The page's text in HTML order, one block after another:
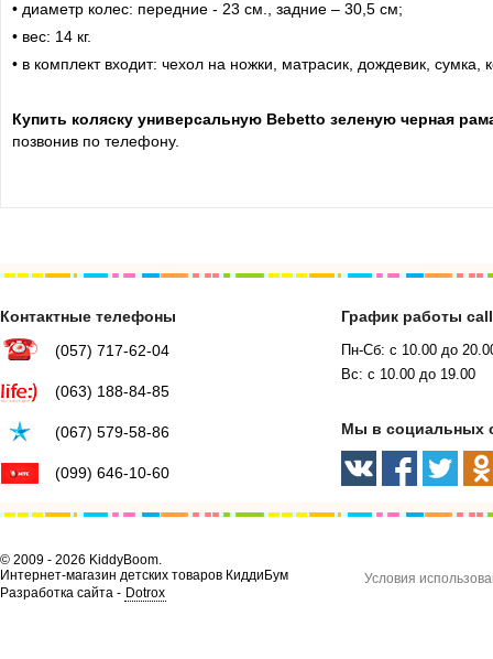
• диаметр колес: передние - 23 см., задние – 30,5 см;
• вес: 14 кг.
• в комплект входит: чехол на ножки, матрасик, дождевик, сумка,
Купить коляску универсальную Bebetto зеленую черная
позвонив по телефону.
Контактные телефоны
(057) 717-62-04
(063) 188-84-85
(067) 579-58-86
(099) 646-10-60
График работы
Пн-Сб: с 10.00 до
Вс: с 10.00 до 19.00
Мы в социальных
© 2009 - 2026 KiddyBoom.
Интернет-магазин детских товаров КиддиБум
Разработка сайта - Dotrox
Условия